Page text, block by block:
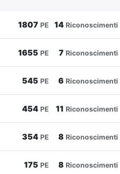
1807 PE 14 Riconoscimenti
1655 PE 7 Riconoscimenti
545 PE 6 Riconoscimenti
454 PE 11 Riconoscimenti
354 PE 8 Riconoscimenti
175 PE 8 Riconoscimenti